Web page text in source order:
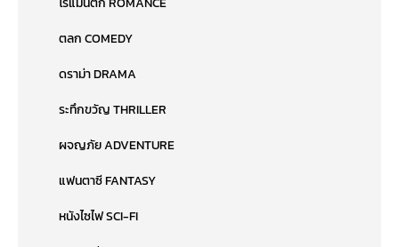
ตลก COMEDY
ดราม่า DRAMA
ระทึกขวัญ THRILLER
ผจญภัย ADVENTURE
แฟนตาซี FANTASY
หนังไซไฟ SCI-FI